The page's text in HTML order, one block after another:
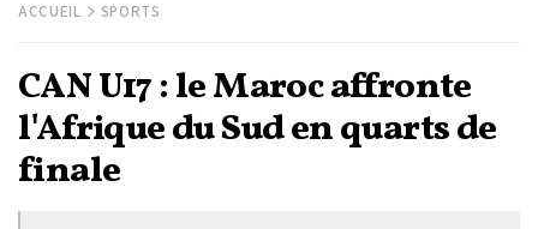
ACCUEIL SPORTS
CAN U17 : le Maroc affronte
l'Afrique du Sud en quarts de
finale